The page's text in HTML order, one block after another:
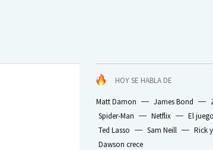
HOY SE HABLA DE
Matt Damon James Bond
Spider-Man
Netflix
El
Ted Lasso
Sam Neill
Rick
Dawson crece